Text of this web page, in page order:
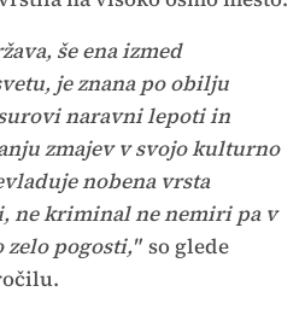
še ena izmed
je znana po obilju
naravni lepoti in
zmajev v svojo kulturno
nobena vrsta
ne kriminal ne nemiri pa v
zelo pogosti," so glede